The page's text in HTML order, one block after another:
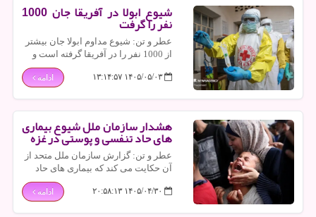
شیوع ابولا در آفریقا جان 1000
نفر را گرفت
عطر و تن: شیوع مداوم ابولا جان بیشتر
از 1000 نفر را در آفریقا گرفته است و
مقامات بهداشتی اخطار می دهند که اگر
اقدام فوری انجام نشود، چشم انداز
۱۴۰۵/۰۵/۰۳ ۱۳:۱۴:۵۷ ادامه
هشدار سازمان ملل شیوع بیماری
های حاد تنفسی و پوستی در غزه
عطر و تن: گزارش سازمان ملل متحد از
آن حکایت می کند که بیماری های حاد
تنفسی و پوستی بازهم شایع ترین
مشکلات بهداشتی در غزه هستند.ادامه